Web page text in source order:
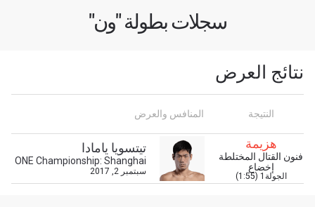
سجلات بطولة "ون"
نتائج العرض
النتيجة المنافس والعرض
هزيمة
فنون القتال المختلطة
إخضاع
الجولة1 (1:55)
تيتسويا يامادا
ONE Championship: Shanghai
سبتمبر 2, 2017 المنافس
ابق على اطّلاع
خذ بطولة "ون" معك أينما ذهبت! اشترك الآن للوصول
أفضل المقاعد لعروضنا الحية.
البريد الإلكتروني